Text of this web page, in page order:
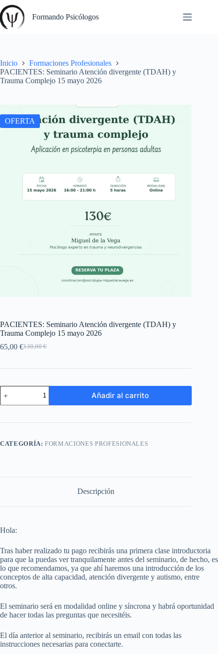
Saltar
al
contenido
Formando Psicólogos
Inicio
Formaciones Profesionales
PACIENTES: Seminario Atención divergente (TDAH) y
Trauma Complejo 15 mayo 2026
OFERTA
PACIENTES: Seminario Atención divergente (TDAH) y
Trauma Complejo 15 mayo 2026
130,00€
El
original
130,00 €.
65,00 €El
actual
65,00 €.
PACIENTES:
Seminario
Atención
(TDAH)
Complejo
cantidad
Añadir al carrito
CATEGORÍA:FORMACIONES PROFESIONALES
Descripción
Hola:
Tras haber realizado tu pago recibirás una primera clase introductoria
para que la puedas ver tranquilamente antes del seminario, de hecho, es
lo que recomendamos, ya que ahí haremos una introducción de los
conceptos de alta capacidad, atención divergente y autismo, entre
otros.
El seminario será en modalidad online y síncrona y habrá oportunidad
de hacer todas las preguntas que necesitéis.
El día anterior al seminario, recibirás un email con todas las
instrucciones necesarias para conectarte.